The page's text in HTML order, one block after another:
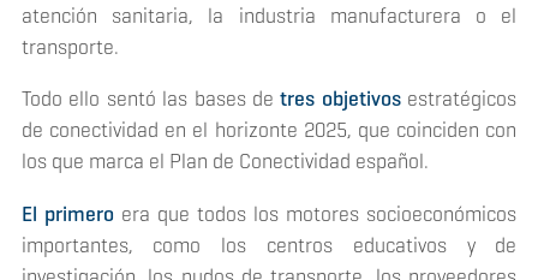
atención sanitaria, la industria manufacturera o el
transporte.
Todo ello sentó las bases detres objetivosestratégicos
de conectividad en el horizonte 2025, que coinciden con
los que marca el Plan de Conectividad español.
El primero era que todos los motores socioeconómicos
importantes, como los centros educativos y de